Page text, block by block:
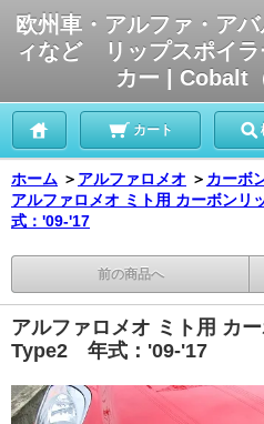
欧州車・アルファ・ア
ィなど リップスポイラ
カー | Cobalt
カート
ホーム ＞ アルファロメオ ＞ カーボ
アルファロメオ ミト用 カーボン
式：'09-'17
前の商品へ
アルファロメオ ミト用 カ
Type2 年式：'09-'17